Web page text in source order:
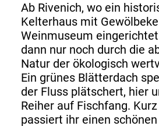
Ab Rivenich, wo ein
Kelterhaus mit
Weinmuseum
dann nur noch durch die
Natur der ökologisch
Ein grünes Blätterdach
der Fluss plätschert, hier
Reiher auf Fischfang.
passiert ihr einen